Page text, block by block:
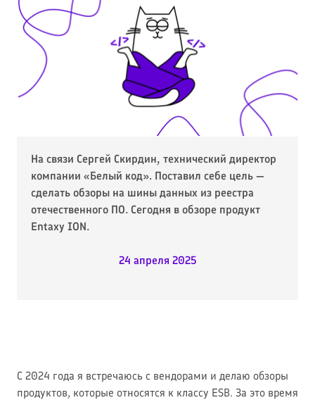
На связи Сергей Скирдин, технический директор
компании «Белый код». Поставил себе цель —
сделать обзоры на шины данных из реестра
отечественного ПО. Сегодня в обзоре продукт
Entaxy ION.
24 апреля 2025
С 2024 года я встречаюсь с вендорами и делаю обзоры
продуктов, которые относятся к классу ESB. За это время